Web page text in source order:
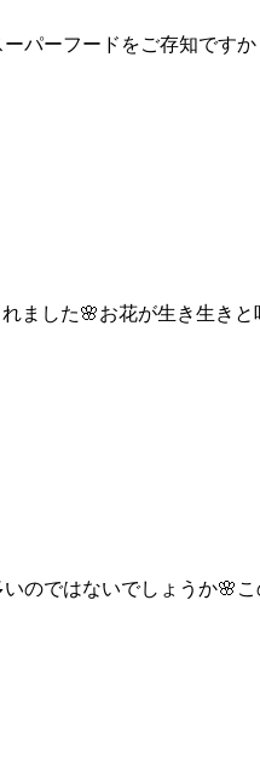
パーフードをご存知です
ました🌸お花が生き生き
のではないでしょうか🌸⁡⁡